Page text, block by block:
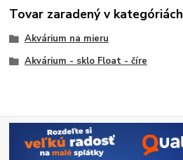
Tovar zaradený v kategóriách
Akvárium na mieru
Akvárium - sklo Float - číre